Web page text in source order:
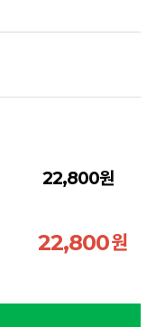
22,800원
22,800원